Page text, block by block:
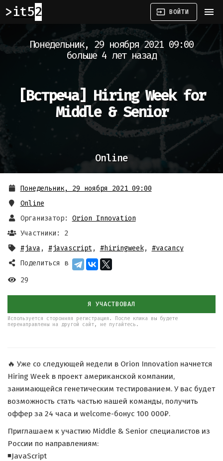
it52 input ВОЙТИ menu
Понедельник, 29 ноября 2021 09:00
больше 4 лет назад
[Встреча]
Hiring Week for
Middle & Senior
Online
Понедельник, 29 ноября 2021 09:00
Online
Организатор:
Orion Innovation
Участники: 2
#java , #javascript, #hiringweek, #vacancy
Поделиться в
29
Я УЧАСТВОВАЛ
Используется сторонняя регистрация. После клика вы будете
перенаправлены на другой сайт, не пугайтесь.
🔥 Уже со следующей недели в Orion Innovation начнется
Hiring Week в проект американской компании,
занимающейся генетическим тестированием. У вас будет
возможность стать частью нашей команды, получить
оффер за 24 часа и welcome-бонус 100 000₽.
Приглашаем к участию Middle & Senior специалистов из
России по направлениям:
◾JavaScript